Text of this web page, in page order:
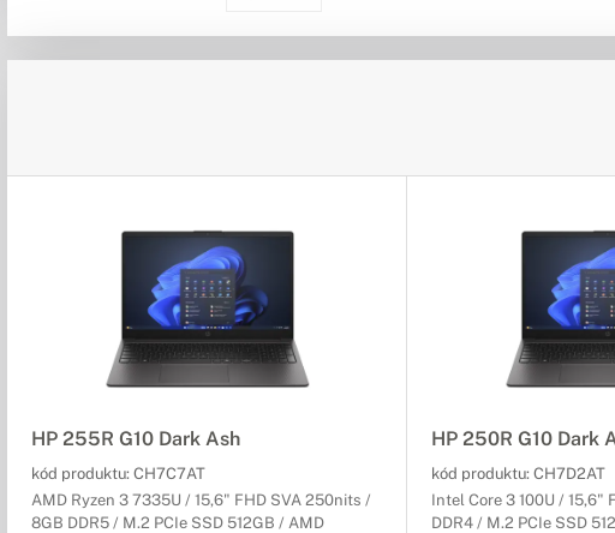
HP 255R G10 Dark Ash
kód produktu: CH7C7AT
AMD Ryzen 3 7335U / 15,6" FHD SVA 250nits /
8GB DDR5 / M.2 PCIe SSD 512GB / AMD
HP 250R G10 Dark
kód produktu: CH7D2AT
Intel Core 3 100U / 15,6"
DDR4 / M.2 PCIe SSD